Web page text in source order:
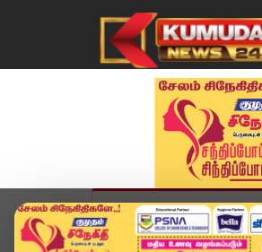
முகப்பு விளையாட்டு